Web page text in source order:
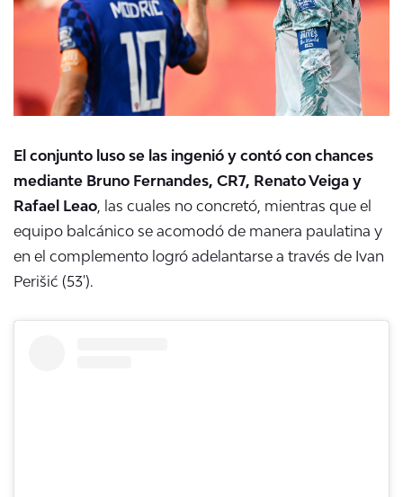
El conjunto luso se las ingenió y contó con chances
mediante Bruno Fernandes, CR7, Renato Veiga y
Rafael Leao , las cuales no concretó, mientras que el
equipo balcánico se acomodó de manera paulatina y
en el complemento logró adelantarse a través de Ivan
Perišić (53').